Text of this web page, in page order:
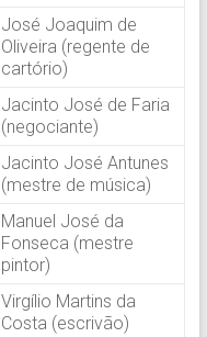
José Joaquim de
Oliveira (regente de
cartório)
Jacinto José de Faria
(negociante)
Jacinto José Antunes
(mestre de música)
Manuel José da
Fonseca (mestre
pintor)
Virgílio Martins da
Costa (escrivão)